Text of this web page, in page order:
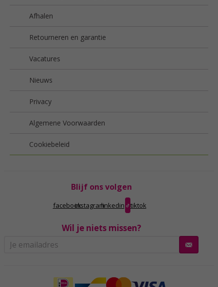
Afhalen
Retourneren en garantie
Vacatures
Nieuws
Privacy
Algemene Voorwaarden
Cookiebeleid
Blijf ons volgen
facebookinstagramlinkedin tiktok
Wil je niets missen?